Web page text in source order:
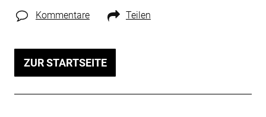
Kommentare Teilen
ZUR STARTSEITE